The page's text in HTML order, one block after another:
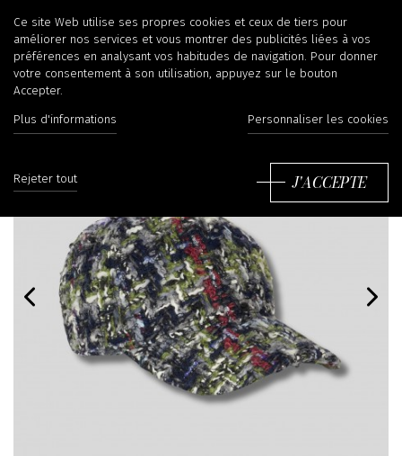
Ce site Web utilise ses propres cookies et ceux de tiers pour
améliorer nos services et vous montrer des publicités liées à vos
préférences en analysant vos habitudes de navigation. Pour donner
votre consentement à son utilisation, appuyez sur le bouton
Accepter.
Plus d'informations Personnaliser les cookies
Rejeter tout J'ACCEPTE